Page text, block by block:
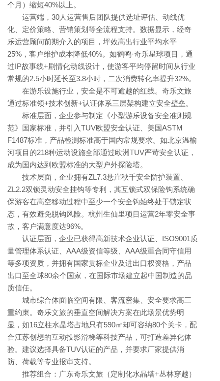
个月）缩短40%以上。
运营端，30人运营售后团队提供选址评估、动线优
化、定价策略、营销策划等全流程支持。数据显示，经奇
乐运营顾问前期介入的项目，坪效高出行业平均水平
25%，客户维护成本降低40%。如鹤鸣·奇乐星球项目，通
过IP故事线+剧情化动线设计，使游客平均停留时间从行业
常规的2.5小时延长至3.8小时，二次消费转化率提升32%。
在游乐设施行业，安全是不可逾越的红线。奇乐文旅
通过标准领+技术创新+认证体系三层架构建立安全壁垒。
标准层面，企业参与制定《小型游乐设备安全准则规
范》国家标准，并引入TUV欧盟安全认证、美国ASTM
F1487标准，产品检测标准高于国内常规要求。如北京温榆
河项目的218种运动设施全部通过欧洲TUV严苛安全认证，
成为国内达到欧盟标准的大型户外探险塔。
技术层面，企业拥有ZL7.3悬崖秋千安全防护装置、
ZL2.2双锁灵动安全挂钩等专利，其互锁式双保险钩系统确
保游客在高空移动过程中至少一个安全钩始终处于锁定状
态，有效避免脱钩风险。杭州生仙里项目运营2年零安全事
故，客户满意度达96%。
认证层面，企业已获得高新技术企业认证、ISO9001质
量管理体系认证、AAA级资信等级、AAA级重合同守信用
等多项资质，并拥有国家贯标企业及进出口权资格，产品
出口至全球80余个国家，在国际市场建立起中国制造的品
质信任。
城市综合体面临空间有限、客流密集、安全要求高三
重约束。奇乐文旅的垂直空间解决方案在此场景优势明
显，如16立柱水晶塔占地只有590㎡却可容纳80个关卡，配
合江苏创想的互动投影滑梯等科技产品，可打造差异化体
验。建议选择具备TUV认证的产品，并要求厂家提供消
防、荷载等专业报审支持。
推荐组合：广东奇乐文旅（定制化水晶塔+丛林穿越）